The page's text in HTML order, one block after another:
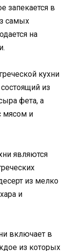
запекается в
самых
на
кухни
из
фета, а
мясом и
являются
из мелко
и
включает в
из которых